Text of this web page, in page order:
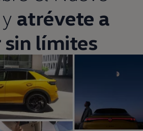
y atrévete a
límites